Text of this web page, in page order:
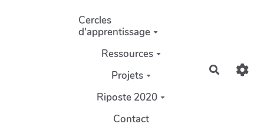
Aller au contenu principal
Cercles
d'apprentissage
Ressources
Projets
Riposte 2020
Contact